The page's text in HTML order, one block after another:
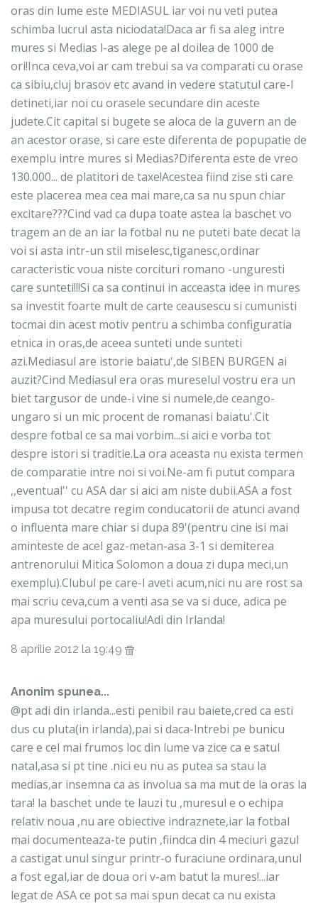
oras din lume este MEDIASUL iar voi nu veti putea
schimba lucrul asta niciodata!Daca ar fi sa aleg intre
mures si Medias l-as alege pe al doilea de 1000 de
ori!Inca ceva,voi ar cam trebui sa va comparati cu orase
ca sibiu,cluj brasov etc avand in vedere statutul care-l
detineti,iar noi cu orasele secundare din aceste
judete.Cit capital si bugete se aloca de la guvern an de
an acestor orase, si care este diferenta de popupatie de
exemplu intre mures si Medias?Diferenta este de vreo
130.000... de platitori de taxe!Acestea fiind zise sti care
este placerea mea cea mai mare,ca sa nu spun chiar
excitare???Cind vad ca dupa toate astea la baschet vo
tragem an de an iar la fotbal nu ne puteti bate decat la
voi si asta intr-un stil miselesc,tiganesc,ordinar
caracteristic voua niste corcituri romano -unguresti
care sunteti!!!Si ca sa continui in acceasta idee in mures
sa investit foarte mult de carte ceausescu si cumunisti
tocmai din acest motiv pentru a schimba configuratia
etnica in oras,de aceea sunteti unde sunteti
azi.Mediasul are istorie baiatu',de SIBEN BURGEN ai
auzit?Cind Mediasul era oras mureselul vostru era un
biet targusor de unde-i vine si numele,de ceango-
ungaro si un mic procent de romanasi baiatu'.Cit
despre fotbal ce sa mai vorbim...si aici e vorba tot
despre istori si traditie.La ora aceasta nu exista termen
de comparatie intre noi si voi.Ne-am fi putut compara
,,eventual'' cu ASA dar si aici am niste dubii.ASA a fost
impusa tot decatre regim conducatorii de atunci avand
o influenta mare chiar si dupa 89'(pentru cine isi mai
aminteste de acel gaz-metan-asa 3-1 si demiterea
antrenorului Mitica Solomon a doua zi dupa meci,un
exemplu).Clubul pe care-l aveti acum,nici nu are rost sa
mai scriu ceva,cum a venti asa se va si duce, adica pe
apa muresului portocaliu!Adi din Irlanda!
8 aprilie 2012 la 19:49
Anonim spunea...
@pt adi din irlanda...esti penibil rau baiete,cred ca esti
dus cu pluta(in irlanda),pai si daca-lntrebi pe bunicu
care e cel mai frumos loc din lume va zice ca e satul
natal,asa si pt tine .nici eu nu as putea sa stau la
medias,ar insemna ca as involua sa ma mut de la oras la
tara! la baschet unde te lauzi tu ,muresul e o echipa
relativ noua ,nu are obiective indraznete,iar la fotbal
mai documenteaza-te putin ,fiindca din 4 meciuri gazul
a castigat unul singur printr-o furaciune ordinara,unul
a fost egal,iar de doua ori v-am batut la mures!...iar
legat de ASA ce pot sa mai spun decat ca nu exista